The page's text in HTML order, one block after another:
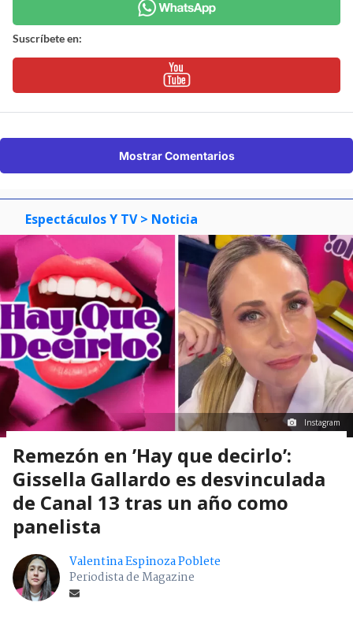
Suscríbete en:
Mostrar Comentarios
Espectáculos Y TV > Noticia
Instagram
Remezón en ’Hay que decirlo’:
Gissella Gallardo es desvinculada
de Canal 13 tras un año como
panelista
Valentina Espinoza Poblete
Periodista de Magazine